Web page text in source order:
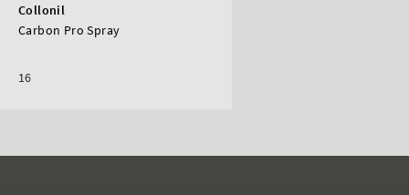
Collonil
Carbon Pro Spray
16